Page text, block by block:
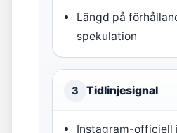
Längd på
spekulation
3 Tidlinjesignal
Instagram-officiell